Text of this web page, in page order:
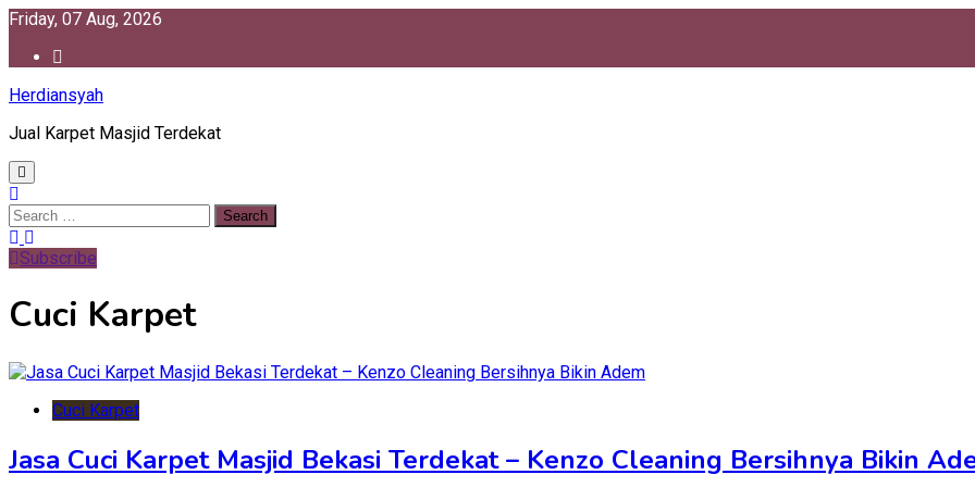
Skip
content
Friday, 07 Aug, 2026
Herdiansyah
Jual Karpet Masjid Terdekat
Search
for:
Subscribe
Cuci Karpet
Cuci Karpet
Jasa Cuci Karpet Masjid Bekasi Terdekat – Kenzo Cleaning Bersihnya Bikin